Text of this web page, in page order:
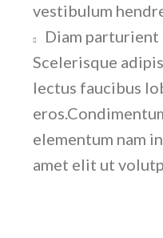
vestibulum
Diam
Scelerisque
lectus faucibus
elementum nam
amet elit ut